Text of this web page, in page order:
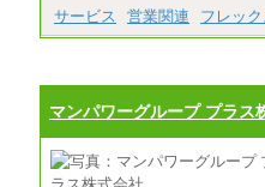
サービス
営業関連 フレッ
マンパワーグループ プラス